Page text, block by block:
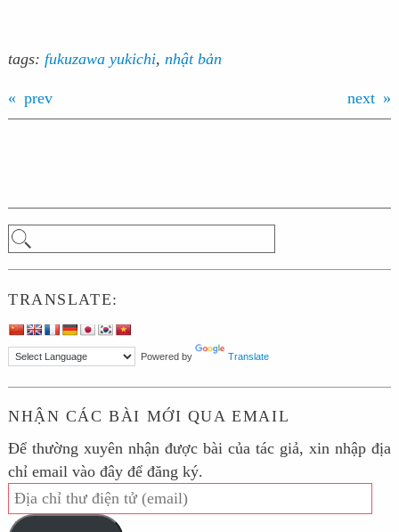
tags: fukuzawa yukichi, nhật bản
prev next
TRANSLATE:
Powered by Translate
NHẬN CÁC BÀI MỚI QUA EMAIL
Để thường xuyên nhận được bài của tác giả, xin nhập địa
chỉ email vào đây để đăng ký.
Địa
chỉ